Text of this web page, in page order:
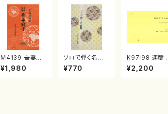
M4139 吾妻獅
子《箏曲楽譜》
（箏/宮城道雄
¥1,980
ソロで弾く名曲
集 クリスマス・
イブ／恋人がサ
¥770
K97i98 連禱 :
2台ピアノのため
の（2 Pianos /
¥2,200